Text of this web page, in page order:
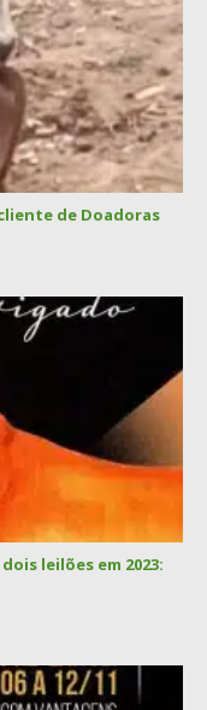
de Doadoras
leilões em 2023: